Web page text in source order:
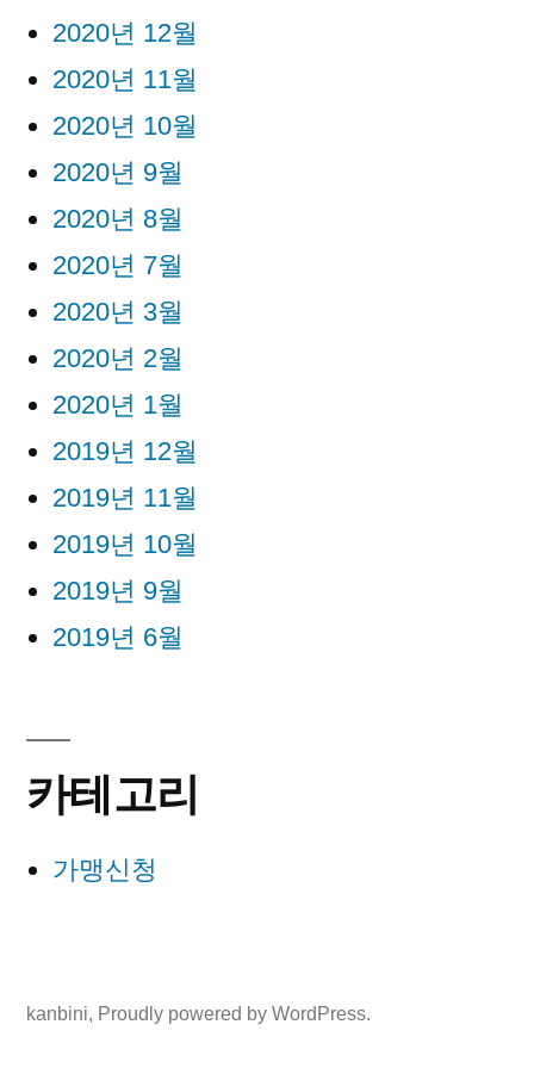
2020년 12월
2020년 11월
2020년 10월
2020년 9월
2020년 8월
2020년 7월
2020년 3월
2020년 2월
2020년 1월
2019년 12월
2019년 11월
2019년 10월
2019년 9월
2019년 6월
카테고리
가맹신청
kanbini, Proudly powered by WordPress.